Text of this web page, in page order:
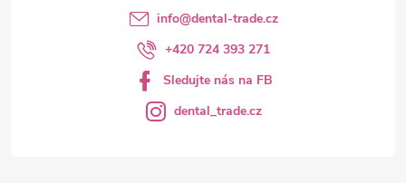
info@dental-trade.cz
+420 724 393 271
Sledujte nás na FB
dental_trade.cz